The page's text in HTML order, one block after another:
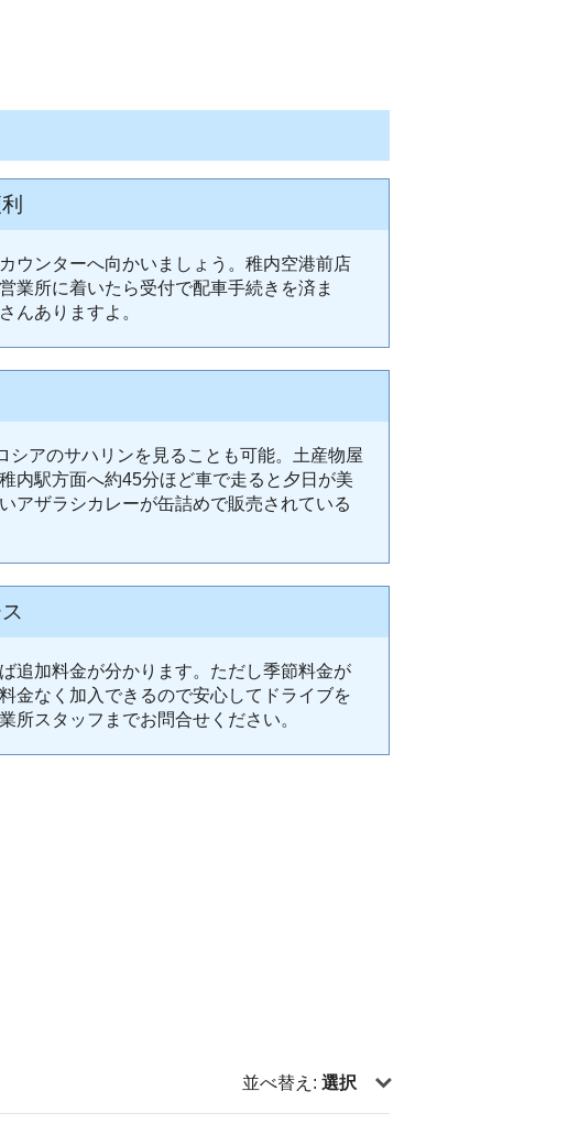
ウンターへ向かいましょう。稚内空港前店
業所に着いたら受付で配車手続きを済ま
んありますよ。
アのサハリンを見ることも可能。土産物屋
内駅方面へ約45分ほど車で走ると夕日が美
アザラシカレーが缶詰めで販売されている
追加料金が分かります。ただし季節料金が
金なく加入できるので安心してドライブを
所スタッフまでお問合せください。
並べ替え: 選択